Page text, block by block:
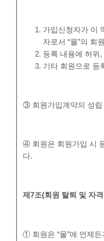
가입신청자가 이
자로서 “몰”의 회
등록 내용에 허위
기타 회원으로 등
③ 회원가입계약의 성립
④ 회원은 회원가입 시
다.
제7조(회원 탈퇴 및 자
① 회원은 “몰”에 언제